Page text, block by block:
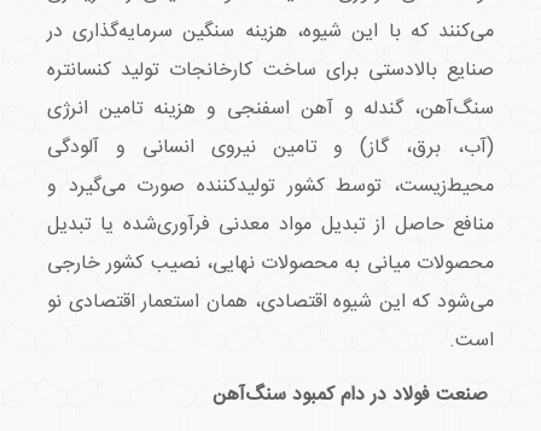
می‌کنند که با این شیوه، هزینه سنگین سرمایه‌گذاری در
صنایع بالادستی برای ساخت کارخانجات تولید کنسانتره
سنگ‌آهن، گندله و آهن اسفنجی و هزینه تامین انرژی
(آب، برق، گاز) و تامین نیروی انسانی و آلودگی
محیط‌زیست، توسط کشور تولیدکننده صورت می‌گیرد و
منافع حاصل از تبدیل مواد معدنی فرآوری‌شده یا تبدیل
محصولات میانی به محصولات نهایی، نصیب کشور خارجی
می‌شود که این شیوه اقتصادی، همان استعمار اقتصادی نو
است.
صنعت فولاد در دام کمبود سنگ‌آهن